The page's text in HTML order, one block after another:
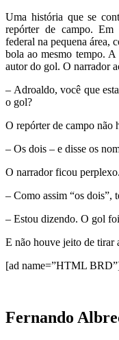
Uma história que se
repórter de campo.
federal na pequena área,
bola ao mesmo tempo.
autor do gol. O narrador
– Adroaldo, você que
o gol?
O repórter de campo não
– Os dois – e disse os
O narrador ficou perplexo.
– Como assim “os dois”,
– Estou dizendo. O gol
E não houve jeito de tirar
[ad name=”HTML
Fernando